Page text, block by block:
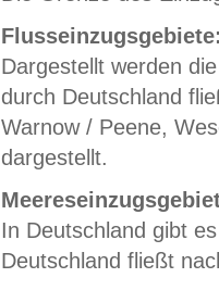
Dargestellt werden
durch Deutschland
Warnow / Peene,
dargestellt.
In Deutschland gibt
Deutschland fließt